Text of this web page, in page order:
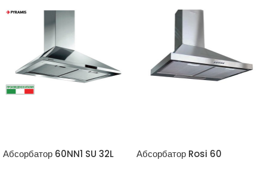
Абсорбатор 60NN1 SU 32L Абсорбатор Rosi 60